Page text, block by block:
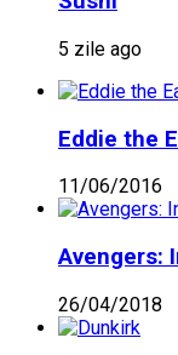
5 zile ago
Eddie the
11/06/2016
Avengers:
26/04/2018